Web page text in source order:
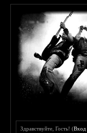
Здравствуйте, Гость! (Вход